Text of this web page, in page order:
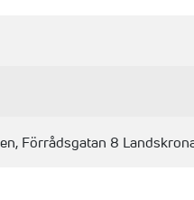
Förrådsgatan 8